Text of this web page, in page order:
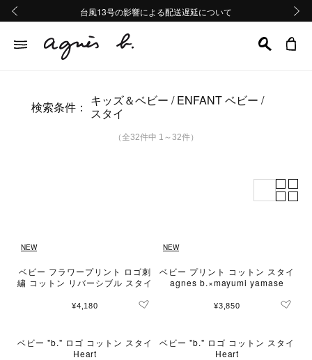
熊本地域地震の影響による配送遅延について
Summer Sale 2buy10%OFF!!
台風13号の影響による配送遅延について
熊本地域地震の影響による配送遅延について
Summer Sale 2buy10%OFF!!
検索条件： キッズ＆ベビー
ENFANT ベビー
スタイ
（全32件中 1～32件）
NEW
ベビー フラワープリント ロゴ刺
繍 コットン リバーシブル スタイ
¥4,180
NEW
ベビー プリント コットン スタイ
agnes b.×mayumi yamase
¥3,850
ベビー "b." ロゴ コットン スタイ
Heart
ベビー "b." ロゴ コットン スタイ
Heart